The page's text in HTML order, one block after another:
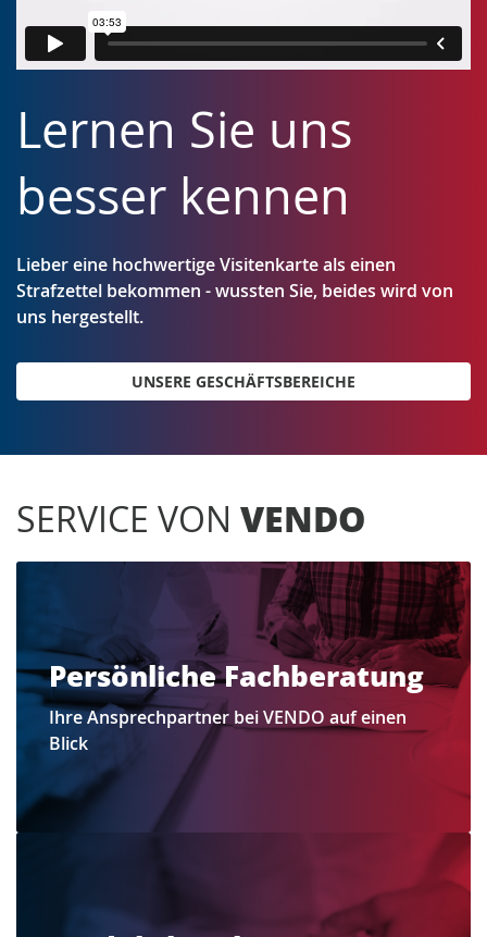
Lernen Sie uns
besser kennen
Lieber eine hochwertige Visitenkarte als einen
Strafzettel bekommen - wussten Sie, beides wird von
uns hergestellt.
UNSERE GESCHÄFTSBEREICHE
SERVICE VON VENDO
Persönliche Fachberatung
Ihre Ansprechpartner bei VENDO auf einen
Blick